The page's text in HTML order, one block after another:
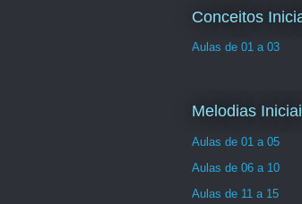
Conceitos
Aulas de 01 a 03
Melodias
Aulas de 01 a 05
Aulas de 06 a 10
Aulas de 11 a 15